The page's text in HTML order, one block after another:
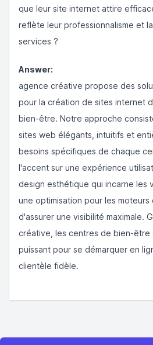
que leur site internet attire
reflète leur professionnalisme et
services ?
Answer:
agence créative propose des
pour la création de sites internet
bien-être. Notre approche
sites web élégants, intuitifs et
besoins spécifiques de chaque
l'accent sur une expérience
design esthétique qui incarne les
une optimisation pour les
d'assurer une visibilité maximale.
créative, les centres de bien-être
puissant pour se démarquer en
clientèle fidèle.